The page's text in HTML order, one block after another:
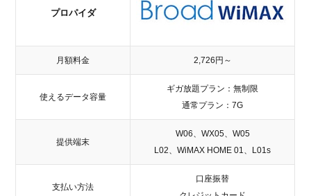
プロパイダ
月額料金 2,726円～
使えるデータ容量
ギガ放題プラン：無制限
通常プラン：7G
提供端末
W06、WX05、W05
L02、WiMAX HOME 01、L01s
支払い方法
口座振替